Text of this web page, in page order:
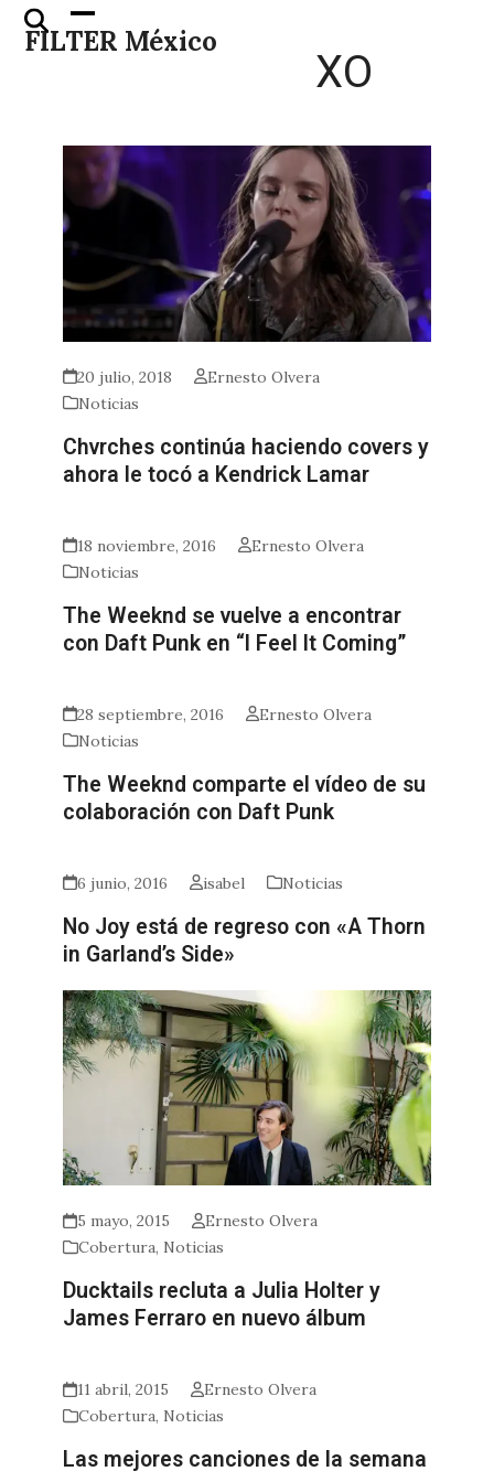
Skip
FILTER México
Open
mobile
Close
mobile
XO
20 julio, 2018
Ernesto Olvera
Noticias
Chvrches continúa haciendo covers y
ahora le tocó a Kendrick Lamar
18 noviembre, 2016
Ernesto Olvera
Noticias
The Weeknd se vuelve a encontrar
con Daft Punk en “I Feel It Coming”
28 septiembre, 2016
Ernesto Olvera
Noticias
The Weeknd comparte el vídeo de su
colaboración con Daft Punk
6 junio, 2016 isabel Noticias
No Joy está de regreso con «A Thorn
in Garland’s Side»
5 mayo, 2015
Ernesto Olvera
Cobertura, Noticias
Ducktails recluta a Julia Holter y
James Ferraro en nuevo álbum
11 abril, 2015
Ernesto Olvera
Cobertura, Noticias
Las mejores canciones de la semana